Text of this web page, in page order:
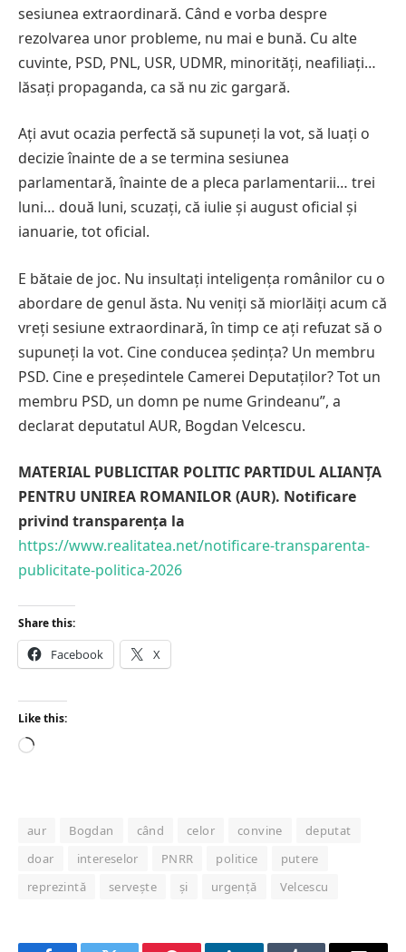
sesiunea extraordinară. Când e vorba despre
rezolvarea unor probleme, nu mai e bună. Cu alte
cuvinte, PSD, PNL, USR, UDMR, minorități, neafiliați…
lăsați propaganda, ca să nu zic gargară.
Ați avut ocazia perfectă să supuneți la vot, să luați o
decizie înainte de a se termina sesiunea
parlamentară, înainte de a pleca parlamentarii… trei
luni… două luni, scuzați, că iulie și august oficial și
ianuarie, tot oficial.
E bătaie de joc. Nu insultați inteligența românilor cu o
abordare de genul ăsta. Nu veniți să miorlăiți acum că
vreți sesiune extraordinară, în timp ce ați refuzat să o
supuneți la vot. Cine conducea ședința? Un membru
PSD. Cine e președintele Camerei Deputaților? Tot un
membru PSD, un domn pe nume Grindeanu”, a
declarat deputatul AUR, Bogdan Velcescu.
MATERIAL PUBLICITAR POLITIC PARTIDUL ALIANȚA
PENTRU UNIREA ROMANILOR (AUR). Notificare
privind transparența la
https://www.realitatea.net/notificare-transparenta-
publicitate-politica-2026
Share this:
Facebook X
Like this:
Loading…
aur Bogdan când celor convine
deputat
doar
intereselor PNRR politice
putere
reprezintă
servește și urgență Velcescu